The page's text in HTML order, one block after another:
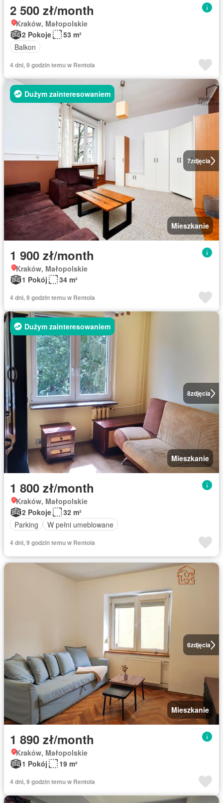
2 500 zł/month
Kraków, Małopolskie
2 Pokoje
53 m²
Balkon
4 dni, 9 godzin temu w Rentola
7zdjęcia
Dużym zainteresowaniem
Mieszkanie
1 900 zł/month
Kraków, Małopolskie
1 Pokój
34 m²
4 dni, 9 godzin temu w Rentola
8zdjęcia
Dużym zainteresowaniem
Mieszkanie
1 800 zł/month
Kraków, Małopolskie
2 Pokoje
32 m²
Parking
W pełni umeblowane
4 dni, 9 godzin temu w Rentola
6zdjęcia
Mieszkanie
1 890 zł/month
Kraków, Małopolskie
1 Pokój
19 m²
4 dni, 9 godzin temu w Rentola